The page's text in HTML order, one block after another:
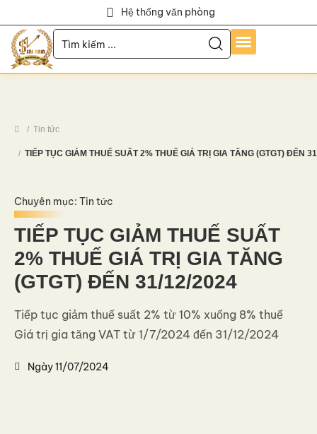
Hệ thống văn phòng
Tin tức
TIẾP TỤC GIẢM THUẾ SUẤT 2% THUẾ GIÁ TRỊ GIA TĂNG (GTGT) ĐẾN
Chuyên mục: Tin tức
TIẾP TỤC GIẢM THUẾ SUẤT
2% THUẾ GIÁ TRỊ GIA TĂNG
(GTGT) ĐẾN 31/12/2024
Tiếp tục giảm thuế suất 2% từ 10% xuống 8% thuế
Giá trị gia tăng VAT từ 1/7/2024 đến 31/12/2024
Ngày11/07/2024